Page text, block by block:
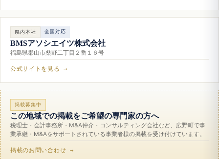
県内本社 全国対応
BMSアソシエイツ株式会社
福島県郡山市桑野二丁目２番１６号
公式サイトを見る →
掲載募集中
この地域での掲載をご希望の専門家の方へ
税理士・会計事務所・M&A仲介・コンサルティング会社など、広野町で事
業承継・M&Aをサポートされている事業者様の掲載を受け付けています。
掲載のお問い合わせ →